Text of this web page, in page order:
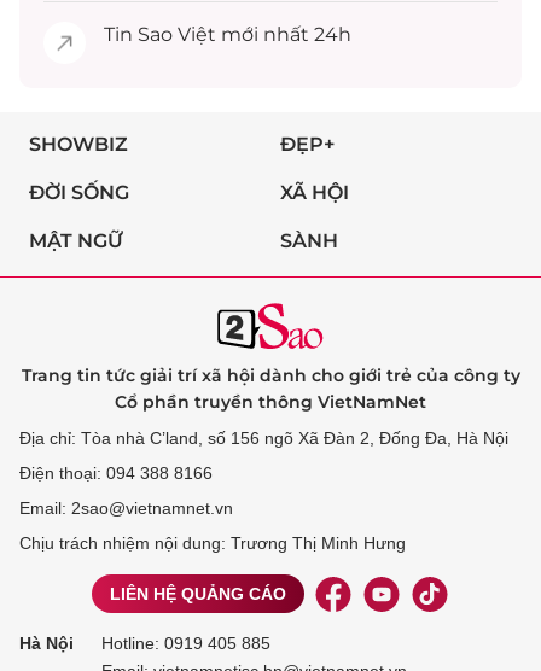
Tin Sao Việt mới nhất 24h
SHOWBIZ ĐẸP+
ĐỜI SỐNG XÃ HỘI
MẬT NGỮ SÀNH
Trang tin tức giải trí xã hội dành cho giới trẻ của công ty
Cổ phần truyền thông VietNamNet
Địa chỉ: Tòa nhà C’land, số 156 ngõ Xã Đàn 2, Đống Đa, Hà Nội
Điện thoại: 094 388 8166
Email: 2sao@vietnamnet.vn
Chịu trách nhiệm nội dung: Trương Thị Minh Hưng
LIÊN HỆ QUẢNG CÁO
Hà Nội Hotline: 0919 405 885